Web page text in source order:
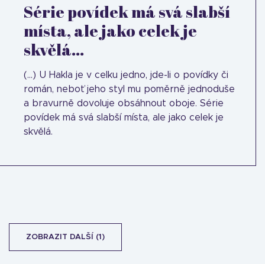
Série povídek má svá slabší
místa, ale jako celek je
skvělá...
(...) U Hakla je v celku jedno, jde-li o povídky či
román, neboť jeho styl mu poměrně jednoduše
a bravurně dovoluje obsáhnout oboje. Série
povídek má svá slabší místa, ale jako celek je
skvělá.
ZOBRAZIT DALŠÍ (1)